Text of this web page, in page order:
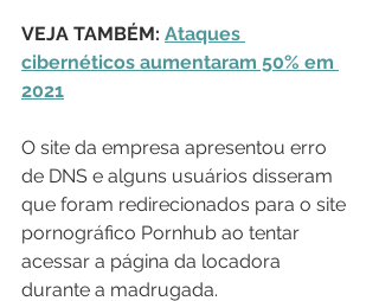
VEJA TAMBÉM: Ataques
cibernéticos aumentaram 50% em
2021
O site da empresa apresentou erro
de DNS e alguns usuários disseram
que foram redirecionados para o site
pornográfico Pornhub ao tentar
acessar a página da locadora
durante a madrugada.